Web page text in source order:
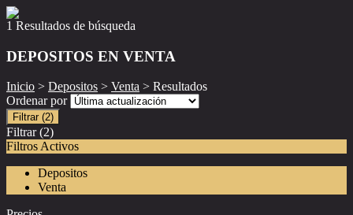
1 Resultados de búsqueda
DEPOSITOS EN VENTA
Inicio > Depositos > Venta > Resultados
Ordenar por
Filtrar (2)
Filtrar (2)
Filtros Activos
Depositos
Venta